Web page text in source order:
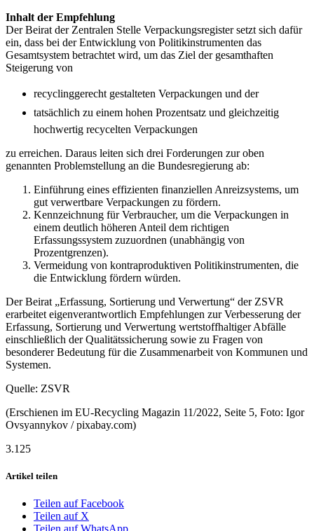
Inhalt der Empfehlung
Der Beirat der Zentralen Stelle Verpackungsregister setzt sich dafür
ein, dass bei der Entwicklung von Politikinstrumenten das
Gesamtsystem betrachtet wird, um das Ziel der gesamthaften
Steigerung von
recyclinggerecht gestalteten Verpackungen und der
tatsächlich zu einem hohen Prozentsatz und gleichzeitig
hochwertig recycelten Verpackungen
zu erreichen. Daraus leiten sich drei Forderungen zur oben
genannten Problemstellung an die Bundesregierung ab:
Einführung eines effizienten finanziellen Anreizsystems, um
gut verwertbare Verpackungen zu fördern.
Kennzeichnung für Verbraucher, um die Verpackungen in
einem deutlich höheren Anteil dem richtigen
Erfassungssystem zuzuordnen (unabhängig von
Prozentgrenzen).
Vermeidung von kontraproduktiven Politikinstrumenten, die
die Entwicklung fördern würden.
Der Beirat „Erfassung, Sortierung und Verwertung“ der ZSVR
erarbeitet eigenverantwortlich Empfehlungen zur Verbesserung der
Erfassung, Sortierung und Verwertung wertstoffhaltiger Abfälle
einschließlich der Qualitätssicherung sowie zu Fragen von
besonderer Bedeutung für die Zusammenarbeit von Kommunen und
Systemen.
Quelle: ZSVR
(Erschienen im EU-Recycling Magazin 11/2022, Seite 5, Foto: Igor
Ovsyannykov / pixabay.com)
3.125
Artikel teilen
Teilen auf Facebook
Teilen auf X